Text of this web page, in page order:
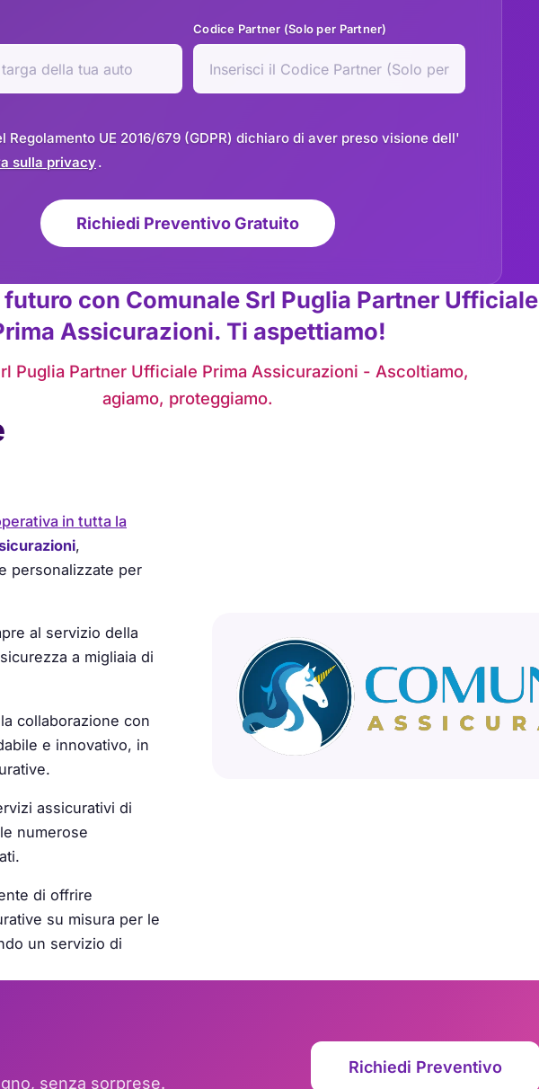
Codice Partner (Solo per Partner)
Regolamento UE 2016/679 (GDPR) dichiaro di aver preso visione dell'
sulla privacy.
Richiedi Preventivo Gratuito
con Comunale Srl Puglia Partner Ufficiale
Assicurazioni. Ti aspettiamo!
Puglia Partner Ufficiale Prima Assicurazioni - Ascoltiamo,
agiamo, proteggiamo.
in tutta la
,
personalizzate per
al servizio della
a migliaia di
collaborazione con
e innovativo, in
assicurativi di
numerose
di offrire
su misura per le
un servizio di
senza sorprese.
Richiedi Preventivo